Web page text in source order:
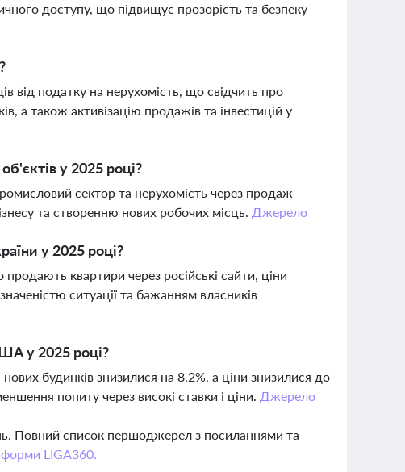
доступу, що підвищує прозорість та безпеку
від податку на нерухомість, що свідчить про
а також активізацію продажів та інвестицій у
у 2025 році?
сектор та нерухомість через продаж
та створенню нових робочих місць. Джерело
у 2025 році?
квартири через російські сайти, ціни
ситуації та бажанням власників
у 2025 році?
будинків знизилися на 8,2%, а ціни знизилися до
попиту через високі ставки і ціни. Джерело
Повний список першоджерел з посиланнями та
LIGA360.